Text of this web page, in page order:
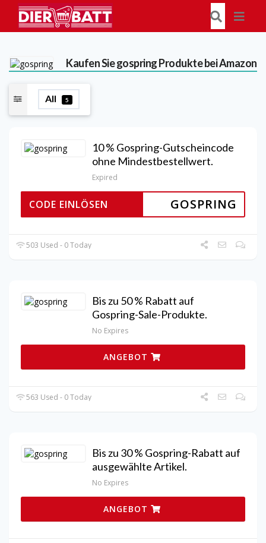
Kaufen Sie gospring Produkte bei Amazon
All 5
10 % Gospring-Gutscheincode
ohne Mindestbestellwert.
Expired
GOSPRING
CODE EINLÖSEN
503 Used - 0 Today
Bis zu 50 % Rabatt auf
Gospring-Sale-Produkte.
No Expires
ANGEBOT
563 Used - 0 Today
Bis zu 30 % Gospring-Rabatt auf
ausgewählte Artikel.
No Expires
ANGEBOT